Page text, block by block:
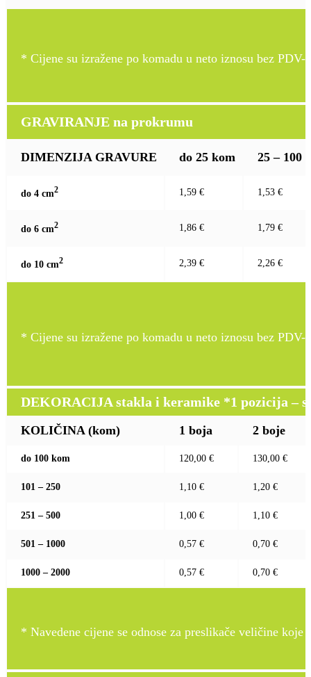
* Cijene su izražene po komadu u neto iznosu bez PDV-
GRAVIRANJE na prokrumu
DIMENZIJA GRAVURE do 25 kom 25 – 100
do 4 cm2 1,59 € 1,53 €
do 6 cm2 1,86 € 1,79 €
do 10 cm2 2,39 € 2,26 €
* Cijene su izražene po komadu u neto iznosu bez PDV-
DEKORACIJA stakla i keramike *1 pozicija –
KOLIČINA (kom) 1 boja 2 boje
do 100 kom 120,00 € 130,00 €
101 – 250 1,10 € 1,20 €
251 – 500 1,00 € 1,10 €
501 – 1000 0,57 € 0,70 €
1000 – 2000 0,57 € 0,70 €
* Navedene cijene se odnose za preslikače veličine